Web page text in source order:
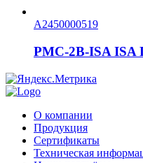
A2450000519
PMC-2B-ISA ISA
О компании
Продукция
Сертификаты
Техническая